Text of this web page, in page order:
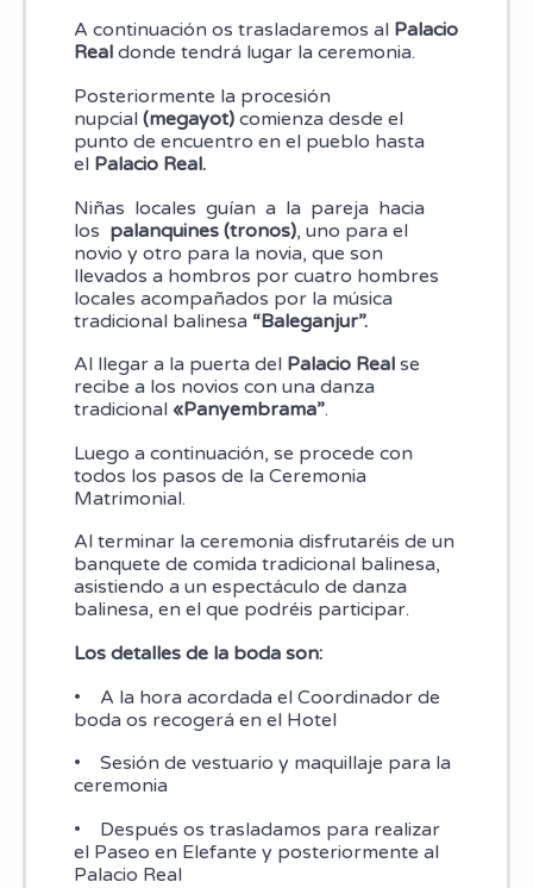
A continuación os trasladaremos al Palacio
Realdonde tendrá lugar la ceremonia.
Posteriormente la procesión
nupcial (megayot)comienza desde el
punto de encuentro en el pueblo hasta
el Palacio Real.
Niñas locales guían a la pareja hacia
los palanquines (tronos), uno para el
novio y otro para la novia, que son
llevados a hombros por cuatro hombres
locales acompañados por la música
tradicional balinesa “Baleganjur”.
Al llegar a la puerta del Palacio Realse
recibe a los novios con una danza
tradicional «Panyembrama”.
Luego a continuación, se procede con
todos los pasos de la Ceremonia
Matrimonial.
Al terminar la ceremonia disfrutaréis de un
banquete de comida tradicional balinesa,
asistiendo a un espectáculo de danza
balinesa, en el que podréis participar.
Los detalles de la boda son:
• A la hora acordada el Coordinador de
boda os recogerá en el Hotel
• Sesión de vestuario y maquillaje para la
ceremonia
• Después os trasladamos para realizar
el Paseo en Elefante y posteriormente al
Palacio Real